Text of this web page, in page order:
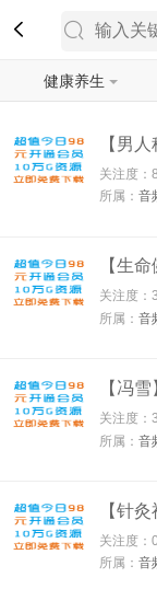
健康养生
关注度：
所属：音
关注度：
所属：音
关注度：
所属：音
关注度：
所属：音